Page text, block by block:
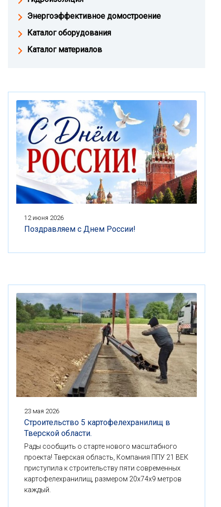
Энергоэффективное домостроение
Каталог оборудования
Каталог материалов
12 июня 2026
Поздравляем с Днем России!
23 мая 2026
Строительство 5 картофелехранилищ в
Тверской области.
Рады сообщить о старте нового масштабного
проекта! Тверская область, Компания ППУ 21 ВЕК
приступила к строительству пяти современных
картофелехранилищ, размером 20x74x9 метров
каждый.